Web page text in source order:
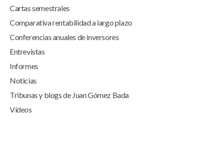
Cartas semestrales
Comparativa rentabilidad a largo plazo
Conferencias anuales de inversores
Entrevistas
Informes
Noticias
Tribunas y blogs de Juan Gómez Bada
Vídeos